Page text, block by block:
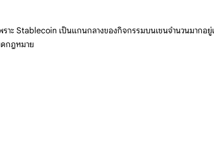
ะ Stablecoin เป็นแกนกลางของกิจกรรมบนเชนจำนวนมากอ
ดกฎหมาย